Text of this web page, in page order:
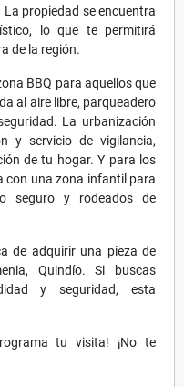
propiedad se encuentra
lo que te permitirá
de la región.
BBQ para aquellos que
al aire libre, parqueadero
La urbanización
y servicio de vigilancia,
de tu hogar. Y para los
con una zona infantil para
seguro y rodeados de
de adquirir una pieza de
Quindío. Si buscas
y seguridad, esta
tu visita! ¡No te